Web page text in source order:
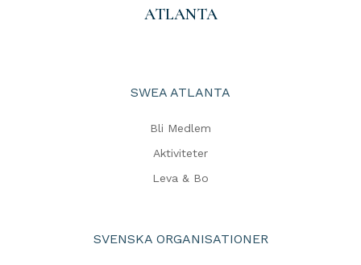
ATLANTA
SWEA ATLANTA
Bli Medlem
Aktiviteter
Leva & Bo
SVENSKA ORGANISATIONER